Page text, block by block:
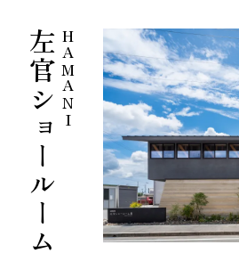
HAMANI
左官ショールーム